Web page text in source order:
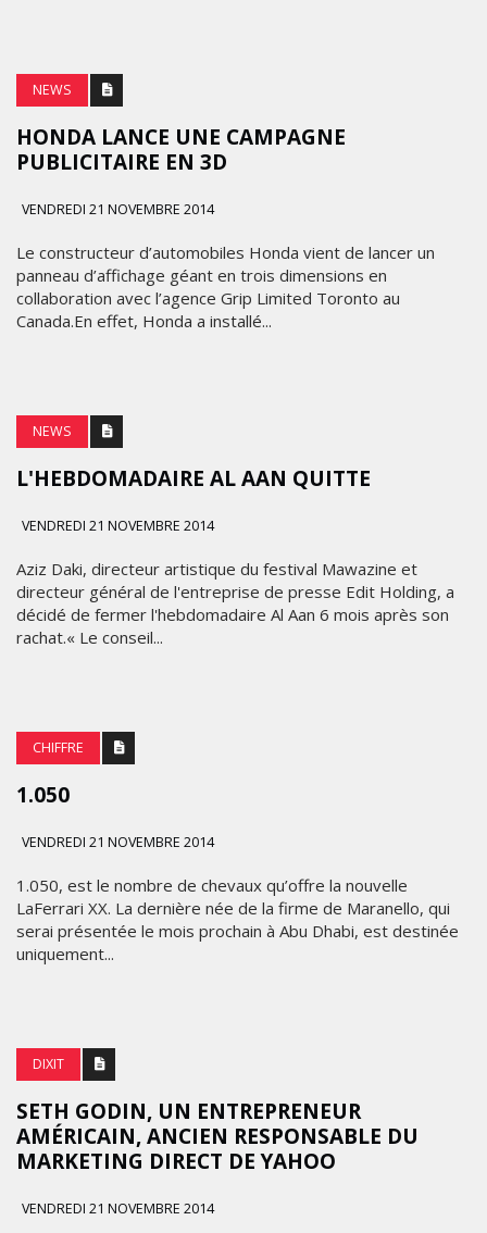
NEWS
HONDA LANCE UNE CAMPAGNE
PUBLICITAIRE EN 3D
VENDREDI 21 NOVEMBRE 2014
Le constructeur d’automobiles Honda vient de lancer un
panneau d’affichage géant en trois dimensions en
collaboration avec l’agence Grip Limited Toronto au
Canada.En effet, Honda a installé...
NEWS
L'HEBDOMADAIRE AL AAN QUITTE
VENDREDI 21 NOVEMBRE 2014
Aziz Daki, directeur artistique du festival Mawazine et
directeur général de l'entreprise de presse Edit Holding, a
décidé de fermer l'hebdomadaire Al Aan 6 mois après son
rachat.« Le conseil...
CHIFFRE
1.050
VENDREDI 21 NOVEMBRE 2014
1.050, est le nombre de chevaux qu’offre la nouvelle
LaFerrari XX. La dernière née de la firme de Maranello, qui
serai présentée le mois prochain à Abu Dhabi, est destinée
uniquement...
DIXIT
SETH GODIN, UN ENTREPRENEUR
AMÉRICAIN, ANCIEN RESPONSABLE DU
MARKETING DIRECT DE YAHOO
VENDREDI 21 NOVEMBRE 2014